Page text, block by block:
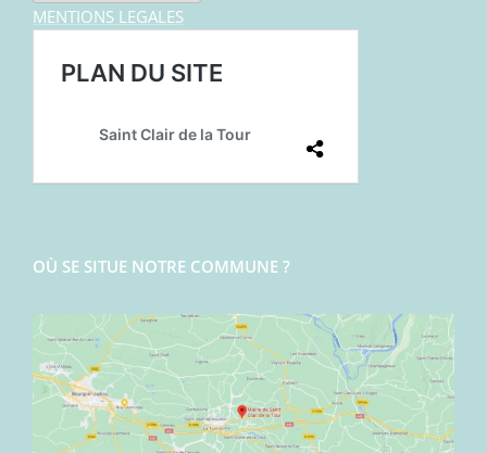
MENTIONS LEGALES
OÙ SE SITUE NOTRE COMMUNE ?